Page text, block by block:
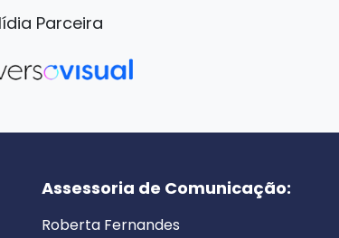
Parceira
Assessoria de Comunicação:
Roberta Fernandes